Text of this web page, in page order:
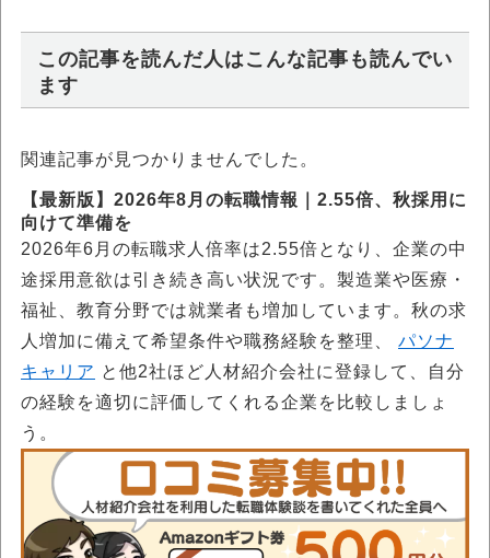
この記事を読んだ人はこんな記事も読んでい
ます
関連記事が見つかりませんでした。
【最新版】2026年8月の転職情報｜2.55倍、秋採用に
向けて準備を
2026年6月の転職求人倍率は2.55倍となり、企業の中
途採用意欲は引き続き高い状況です。製造業や医療・
福祉、教育分野では就業者も増加しています。秋の求
人増加に備えて希望条件や職務経験を整理、 パソナ
キャリア と他2社ほど人材紹介会社に登録して、自分
の経験を適切に評価してくれる企業を比較しましょ
う。